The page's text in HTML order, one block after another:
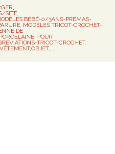
,
SITE,
BÉBÉ-0/3ANS-PRÉMAS-
, MODÈLES TRICOT-CROCHET-
DE
, POUR
TRICOT-CROCHET,